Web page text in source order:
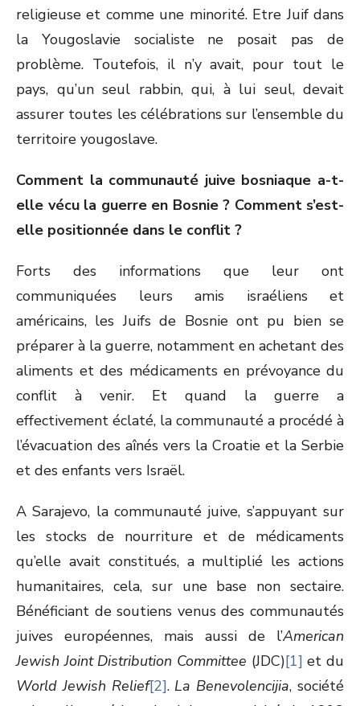
religieuse et comme une minorité. Etre Juif dans
la Yougoslavie socialiste ne posait pas de
problème. Toutefois, il n’y avait, pour tout le
pays, qu’un seul rabbin, qui, à lui seul, devait
assurer toutes les célébrations sur l’ensemble du
territoire yougoslave.
Comment la communauté juive bosniaque a-t-
elle vécu la guerre en Bosnie ? Comment s’est-
elle positionnée dans le conflit ?
Forts des informations que leur ont
communiquées leurs amis israéliens et
américains, les Juifs de Bosnie ont pu bien se
préparer à la guerre, notamment en achetant des
aliments et des médicaments en prévoyance du
conflit à venir. Et quand la guerre a
effectivement éclaté, la communauté a procédé à
l’évacuation des aînés vers la Croatie et la Serbie
et des enfants vers Israël.
A Sarajevo, la communauté juive, s’appuyant sur
les stocks de nourriture et de médicaments
qu’elle avait constitués, a multiplié les actions
humanitaires, cela, sur une base non sectaire.
Bénéficiant de soutiens venus des communautés
juives européennes, mais aussi de l’American
Jewish Joint Distribution Committee (JDC)[1] et du
World Jewish Relief[2]. La Benevolencijia, société